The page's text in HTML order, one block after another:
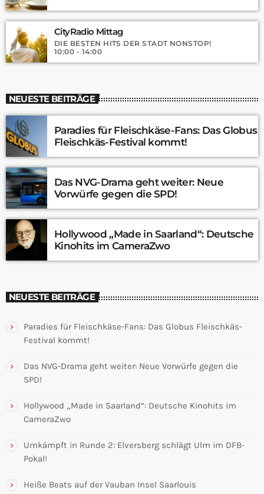
CityRadio Mittag
DIE BESTEN HITS DER STADT NONSTOP!
10:00 - 14:00
NEUESTE BEITRÄGE
Paradies für Fleischkäse-Fans: Das Globus
Fleischkäs-Festival kommt!
Das NVG-Drama geht weiter: Neue
Vorwürfe gegen die SPD!
Hollywood „Made in Saarland“: Deutsche
Kinohits im CameraZwo
NEUESTE BEITRÄGE
Paradies für Fleischkäse-Fans: Das Globus Fleischkäs-
Festival kommt!
Das NVG-Drama geht weiter: Neue Vorwürfe gegen die
SPD!
Hollywood „Made in Saarland“: Deutsche Kinohits im
CameraZwo
Umkämpft in Runde 2: Elversberg schlägt Ulm im DFB-
Pokal!
Heiße Beats auf der Vauban Insel Saarlouis